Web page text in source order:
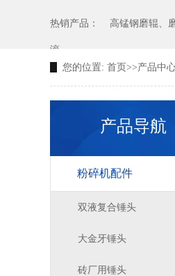
热销产品： 高锰钢磨辊、
滚
您的位置: 首页 >>产品中
产品导航
粉碎机配件
双液复合锤头
大金牙锤头
砖厂用锤头